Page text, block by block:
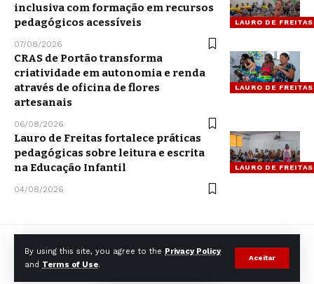
By using this site, you agree to the Privacy Policy
and Terms of Use.
Aceitar
LAURO DE FREITAS
inclusiva com formação em recursos
pedagógicos acessíveis
07/08/2026
LAURO DE FREITAS
CRAS de Portão transforma
criatividade em autonomia e renda
através de oficina de flores
artesanais
06/08/2026
LAURO DE FREITAS
Lauro de Freitas fortalece práticas
pedagógicas sobre leitura e escrita
na Educação Infantil
04/08/2026
© CCNNews. All Rights Reserved.